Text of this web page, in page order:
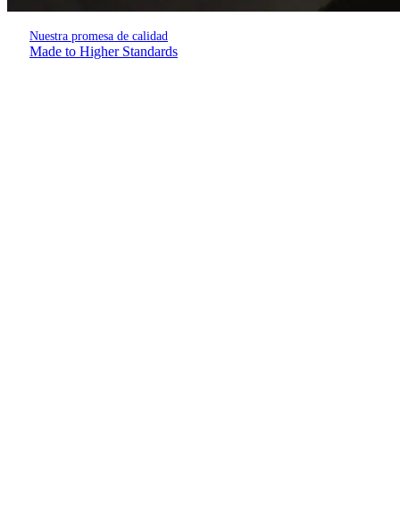
Nuestra promesa de calidad
Made to Higher Standards